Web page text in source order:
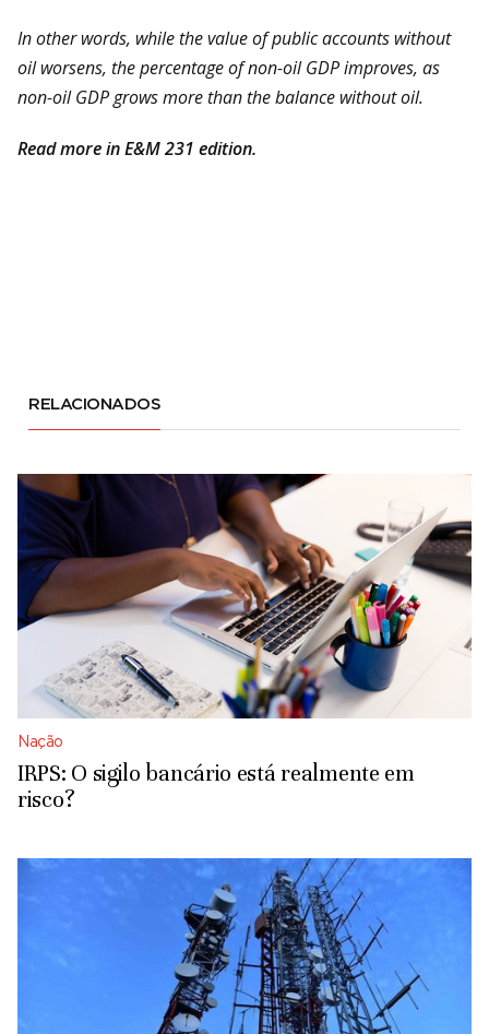
In other words, while the value of public accounts without
oil worsens, the percentage of non-oil GDP improves, as
non-oil GDP grows more than the balance without oil.
Read more in E&M 231 edition.
RELACIONADOS
Nação
IRPS: O sigilo bancário está realmente em
risco?